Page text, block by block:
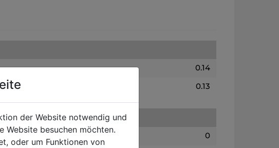
0.14
0.13
0
der Website notwendig und
Website besuchen möchten.
oder um Funktionen von